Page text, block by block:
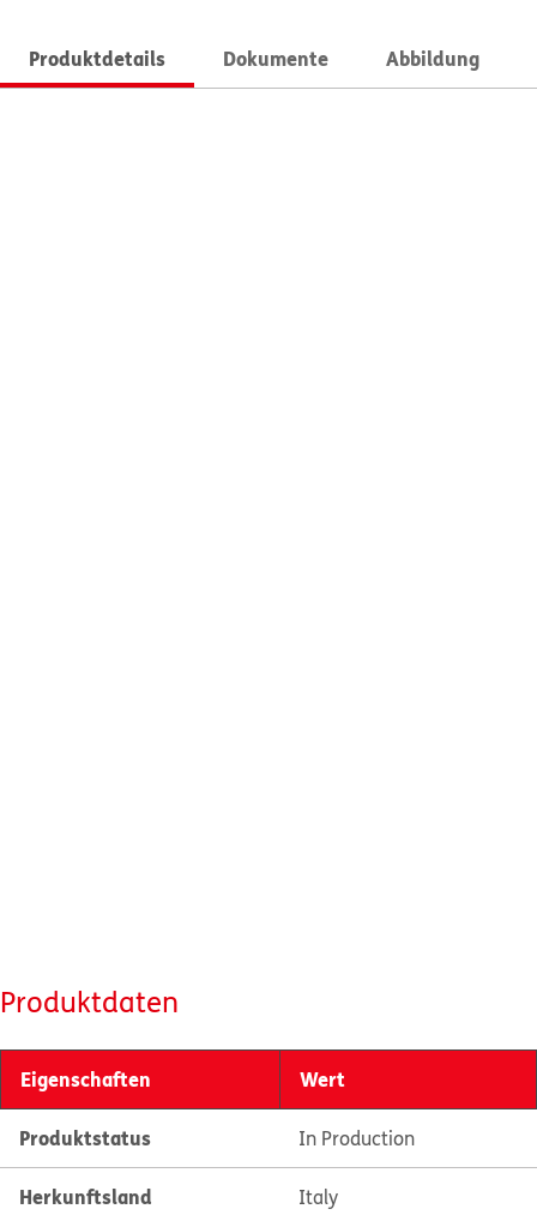
Produktdetails Dokumente Abbildung
Produktdaten
Eigenschaften Wert
Produktstatus In Production
Herkunftsland Italy